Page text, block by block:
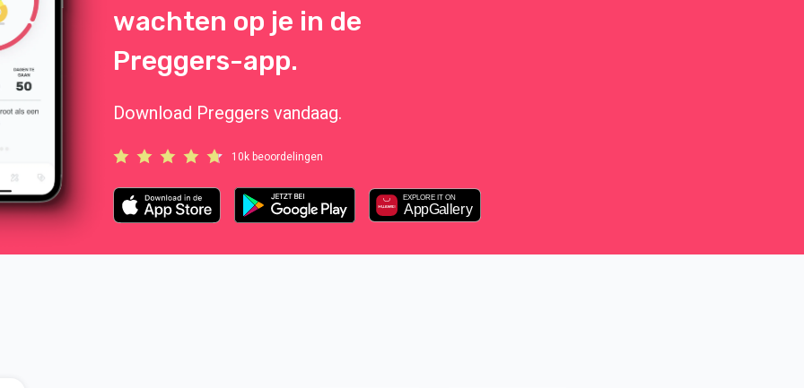
wachten op je in de
Preggers-app.
Download Preggers vandaag.
10k beoordelingen